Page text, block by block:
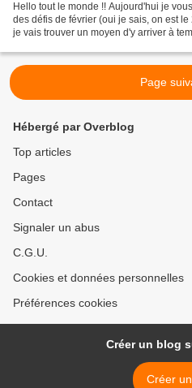
Hello tout le monde !! Aujourd'hui je
des défis de février (oui je sais, on est
je vais trouver un moyen d'y arriver à
Page
Hébergé par Overblog
Top articles
Pages
Contact
Signaler un abus
C.G.U.
Cookies et données personnelles
Préférences cookies
Créer un blog
Créer